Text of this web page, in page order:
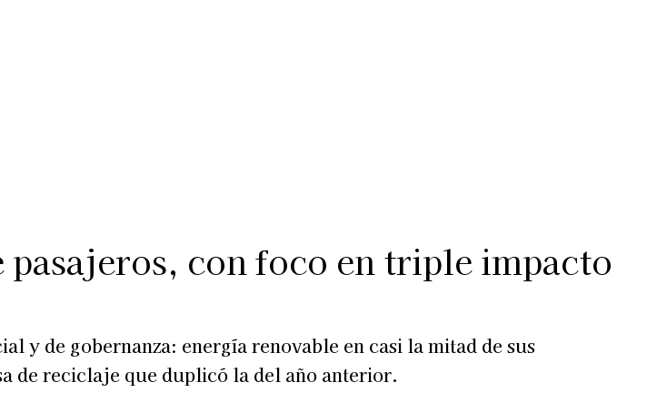
con foco en triple impacto
y de gobernanza: energía renovable en casi la mitad de sus
de reciclaje que duplicó la del año anterior.